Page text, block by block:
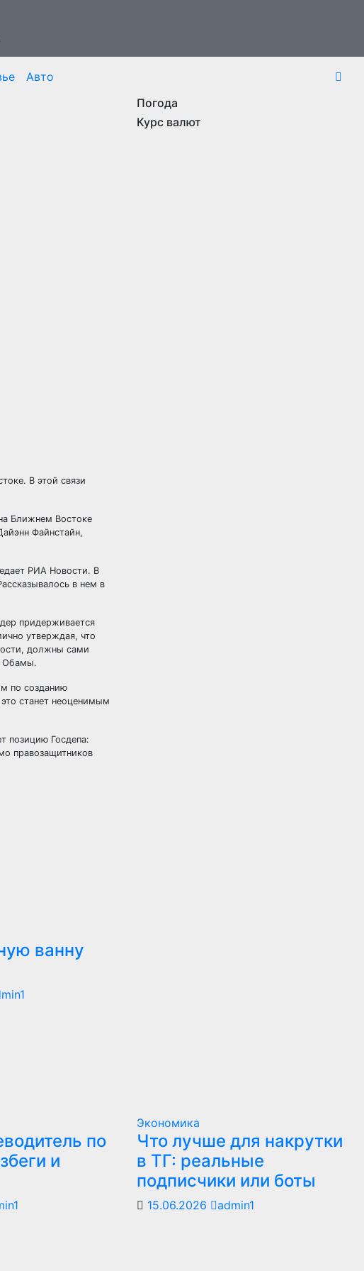
Авто
В этой связи
Ближнем Востоке
Файнстайн,
РИА Новости. В
в нем в
придерживается
утверждая, что
должны сами
Обамы.
по созданию
станет неоценимым
позицию Госдепа:
правозащитников
ванну
Погода
Курс валют
по
и
Экономика
Что лучше для накрутки
в ТГ: реальные
подписчики или боты
15.06.2026 admin1